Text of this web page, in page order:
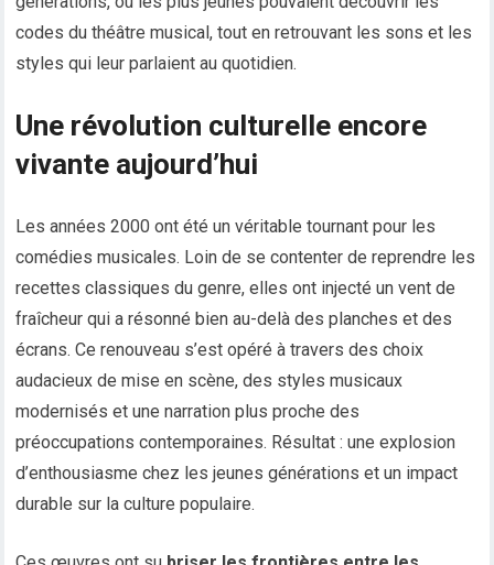
codes du théâtre musical, tout en retrouvant les sons et les
styles qui leur parlaient au quotidien.
Une révolution culturelle encore
vivante aujourd’hui
Les années 2000 ont été un véritable tournant pour les
comédies musicales. Loin de se contenter de reprendre les
recettes classiques du genre, elles ont injecté un vent de
fraîcheur qui a résonné bien au-delà des planches et des
écrans. Ce renouveau s’est opéré à travers des choix
audacieux de mise en scène, des styles musicaux
modernisés et une narration plus proche des
préoccupations contemporaines. Résultat : une explosion
d’enthousiasme chez les jeunes générations et un impact
durable sur la culture populaire.